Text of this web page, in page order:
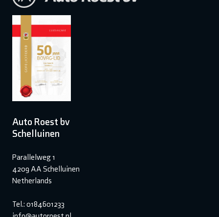
Auto Roest bv
Schelluinen
Parallelweg 1
4209 AA Schelluinen
Netherlands
Tel.: 0184601233